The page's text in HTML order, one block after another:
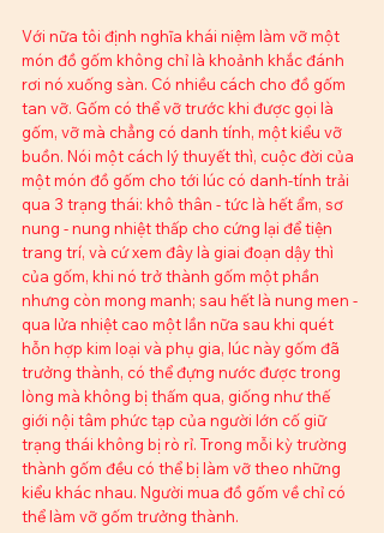
Với nữa tôi định nghĩa khái niệm làm vỡ một
món đồ gốm không chỉ là khoảnh khắc đánh
rơi nó xuống sàn. Có nhiều cách cho đồ gốm
tan vỡ. Gốm có thể vỡ trước khi được gọi là
gốm, vỡ mà chẳng có danh tính, một kiểu vỡ
buồn. Nói một cách lý thuyết thì, cuộc đời của
một món đồ gốm cho tới lúc có danh-tính trải
qua 3 trạng thái: khô thân - tức là hết ẩm, sơ
nung - nung nhiệt thấp cho cứng lại để tiện
trang trí, và cứ xem đây là giai đoạn dậy thì
của gốm, khi nó trở thành gốm một phần
nhưng còn mong manh; sau hết là nung men -
qua lửa nhiệt cao một lần nữa sau khi quét
hỗn hợp kim loại và phụ gia, lúc này gốm đã
trưởng thành, có thể đựng nước được trong
lòng mà không bị thấm qua, giống như thế
giới nội tâm phức tạp của người lớn cố giữ
trạng thái không bị rò rỉ. Trong mỗi kỳ trường
thành gốm đều có thể bị làm vỡ theo những
kiểu khác nhau. Người mua đồ gốm về chỉ có
thể làm vỡ gốm trưởng thành.